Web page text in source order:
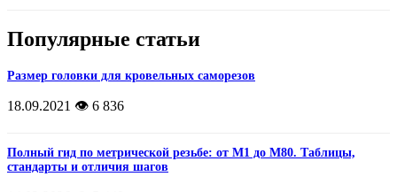
Популярные статьи
Размер головки для кровельных саморезов
18.09.2021 👁️ 6 836
Полный гид по метрической резьбе: от М1 до М80. Таблицы,
стандарты и отличия шагов